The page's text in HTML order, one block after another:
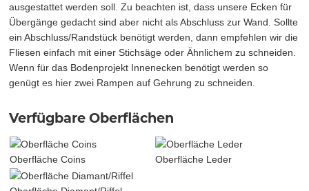
ausgestattet werden soll. Zu beachten ist, dass unsere Ecken für
Übergänge gedacht sind aber nicht als Abschluss zur Wand. Sollte
ein Abschluss/Randstück benötigt werden, dann empfehlen wir die
Fliesen einfach mit einer Stichsäge oder Ähnlichem zu schneiden.
Wenn für das Bodenprojekt Innenecken benötigt werden so
genügt es hier zwei Rampen auf Gehrung zu schneiden.
Verfügbare Oberflächen
Oberfläche Coins Oberfläche Leder